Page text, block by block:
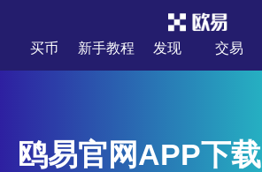
买币 新手教程 发现 交易
鸥易官网APP下载